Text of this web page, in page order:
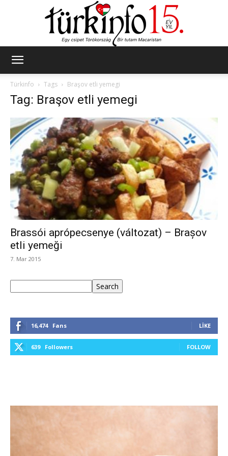
Türkinfo
Tags Braşov etli yemegi
Tag: Braşov etli yemegi
Brassói aprópecsenye (változat) – Brașov
etli yemeği
7. Mar 2015
Search
16,474 Fans LIKE
639 Followers FOLLOW